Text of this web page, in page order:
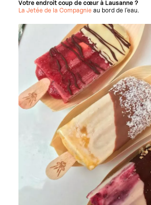
Votre endroit coup de cœur à Lausanne ?
La Jetée de la Compagnie au bord de l’eau.